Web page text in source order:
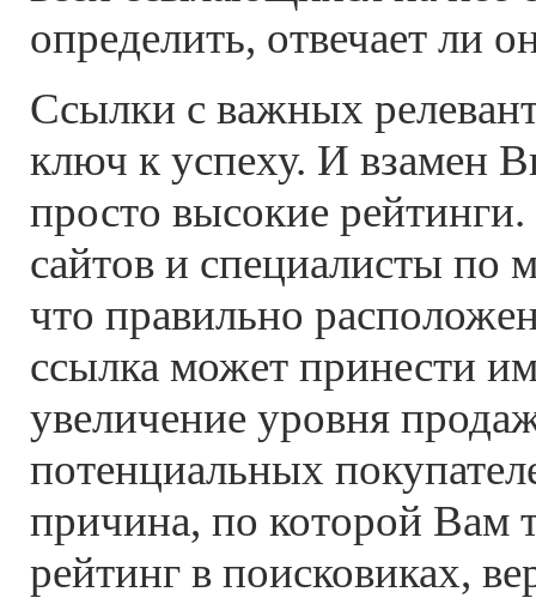
определить, отвечает ли
Ссылки с важных
ключ к успеху. И взамен
просто высокие
сайтов и специалисты по
что правильно
ссылка может принести
увеличение уровня
потенциальных
причина, по которой Вам
рейтинг в поисковиках,